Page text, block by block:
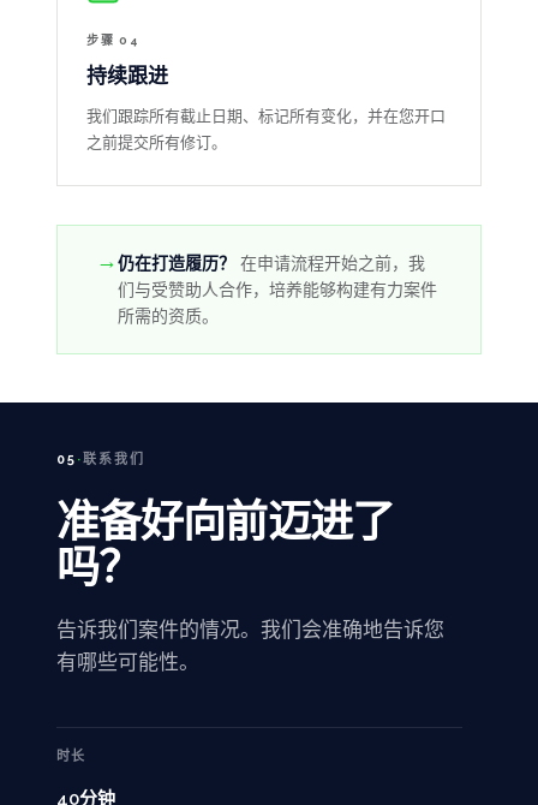
步骤 04
持续跟进
我们跟踪所有截止日期、标记所有变化，并在您开口
之前提交所有修订。
→仍在打造履历？
在申请流程开始之前，我
们与受赞助人合作，培养能够构建有力案件
所需的资质。
05 ·联系我们
准备好向前迈进了
吗？
告诉我们案件的情况。我们会准确地告诉您
有哪些可能性。
时长
40分钟